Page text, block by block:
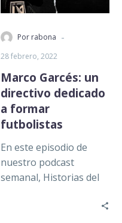
Por rabona -
28 febrero, 2022
Marco Garcés: un
directivo dedicado
a formar
futbolistas
En este episodio de
nuestro podcast
semanal, Historias del